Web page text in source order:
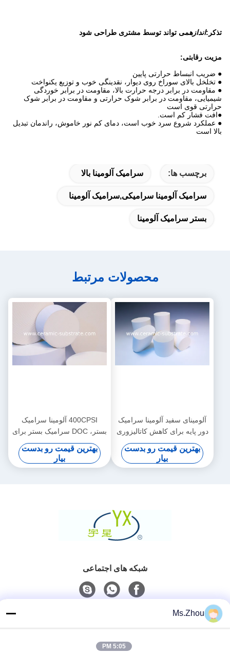
تذکر: اندازهمی تواند توسط مشتری طراحی شود
مزیت رقابتی:
● ضریب انبساط حرارتی پایین
● تخلخل بالای سوراخ روی دیوار، نقدینگی خوب و توزیع یکنواخت
● مقاومت در برابر درجه حرارت بالا، مقاومت در برابر خوردگی
شیمیایی، مقاومت در برابر شوک حرارتی و مقاومت در برابر شوک
حرارتی قوی است
●افت فشار کم است.
● عملکرد شروع سرد خوب است، دمای کم نور خاموش، راندمان تبدیل
بالا است
برچسب ها: سرامیک آلومینا بالا
سرامیک آلومینا سرامیکی,سرامیک آلومینا
بستر سرامیک آلومینا
محصولات مرتبط
آلومینای سفید آلومینا سرامیک
دور پایه برای کاهش کاتالیزوری
انتخابی
بهترین قیمت رو بدست
بیار
400CPSI آلومینا سرامیک
بستر، DOC سرامیک بستر برای
خودکار
بهترین قیمت رو بدست
بیار
شبکه های اجتماعی
86-0510-87189500
Ms.Zhou
5:05 PM